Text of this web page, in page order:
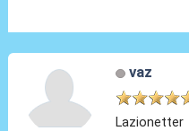
vaz
Lazionetter